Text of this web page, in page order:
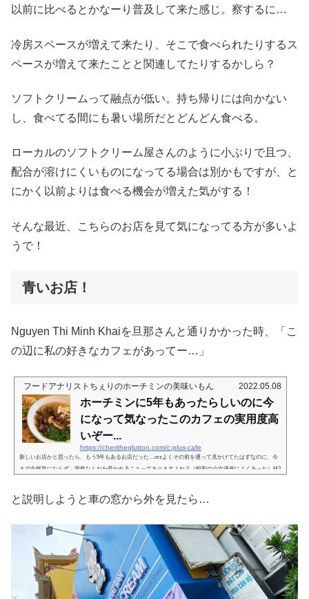
以前に比べるとかなーり普及して来た感じ。察するに…
冷房スペースが増えて来たり、そこで食べられたりするス
ペースが増えて来たことと関連してたりするかしら？
ソフトクリームって融点が低い。持ち帰りには向かない
し、食べてる間にも暑い場所だとどんどん食べる。
ローカルのソフトクリーム屋さんのように小ぶりで且つ、
配合が溶けにくいものになってる場合は別かもですが、と
にかく以前よりは食べる機会が増えた気がする！
そんな最近、こちらのお店を見て気になってる方が多いよ
うで！
青いお店！
Nguyen Thi Minh Khaiを旦那さんと通りかかった時、「こ
の辺に私の好きなカフェがあってー…」
フードアナリストちぇりのホーチミンの美味いもん 2022.05.08
ホーチミンに5年もあったらしいのに今
になって気なったこのカフェの実用度高
いぞー...
https://cheritheglutton.com/c-plus-cafe
新しいお店かと思ったら、もう5年もあるお店だった…orzよくその前を通って見かけてたはずなのに、今
まで全然気にならず、突然なんだか惹かれることってありますよね？（昭和の少女漫画によくあった）M2
理が結構充実してたんですよね。上の記事の店舗はもうなくなっちゃいましたが。すっかり位新しいお店
と説明しようと車の窓から外を見たら…